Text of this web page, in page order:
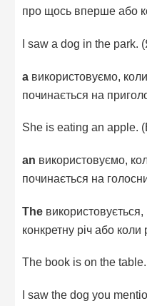
про щось вперше або
I saw a dog in the park.
a використовуємо,
починається на
She is eating an apple.
an використовуємо,
починається на
The
конкретну річ або
The book is on the table.
I saw the dog you